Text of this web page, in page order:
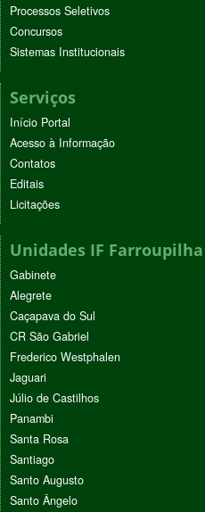
Processos Seletivos
Concursos
Sistemas Institucionais
Serviços
Início Portal
Acesso à Informação
Contatos
Editais
Licitações
Unidades IF Farroupilha
Gabinete
Alegrete
Caçapava do Sul
CR São Gabriel
Frederico Westphalen
Jaguari
Júlio de Castilhos
Panambi
Santa Rosa
Santiago
Santo Augusto
Santo Ângelo